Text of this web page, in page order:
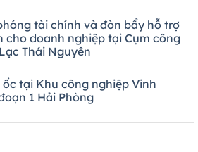
tài chính và đòn bẩy hỗ trợ
cho doanh nghiệp tại Cụm công
Thái Nguyên
ốc tại Khu công nghiệp Vinh
1 Hải Phòng